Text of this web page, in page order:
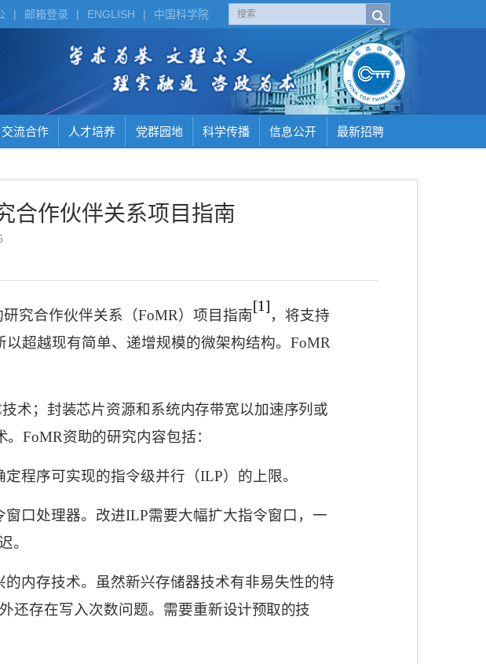
中国科学院
|
ENGLISH
|
邮箱登录
|
交流合作 人才培养 党群园地 科学传播 信息公开 最新招聘
合作伙伴关系项目指南
究合作伙伴关系（FoMR）项目指南
[1]
，将支持
超越现有简单、递增规模的微架构结构。FoMR
技术； 封装芯片资源和系统内存带宽以加速序列或
。FoMR资助的研究内容包括：
程序可实现的指令级并行（ILP）的上限。
窗口处理器。改进ILP需要大幅扩大指令窗口，一
。
内存技术。虽然新兴存储器技术有非易失性的特
还存在写入次数问题。需要重新设计预取的技